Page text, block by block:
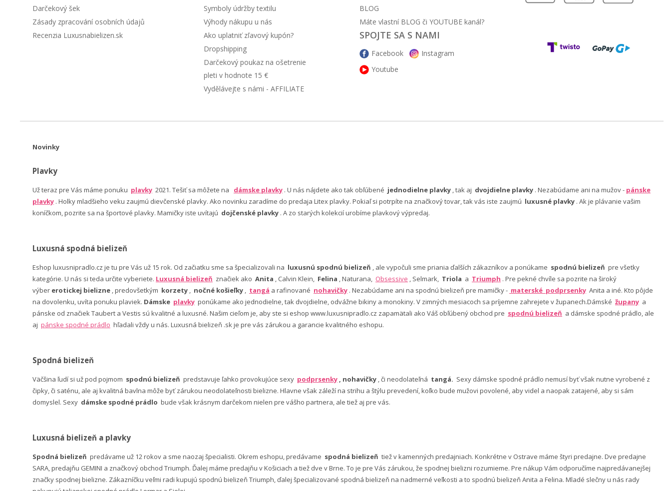
Darčekový šek
Zásady zpracování osobních údajů
Recenzia Luxusnabielizen.sk
Symboly údržby textilu
Výhody nákupu u nás
Ako uplatniť zľavový kupón?
Dropshipping
Darčekový poukaz na ošetrenie
pleti v hodnote 15 €
Vydělávejte s námi - AFFILIATE
BLOG
Máte vlastní BLOG či YOUTUBE kanál?
SPOJTE SA S NAMI
Facebook
Instagram
Youtube
Novinky
Plavky
Už teraz pre Vás máme ponuku plavky 2021. Tešiť sa môžete na dámske plavky . U nás nájdete ako tak obľúbené jednodielne plavky , tak aj dvojdielne plavky . Nezabúdame ani na mužov - pánske
plavky . Holky mladšieho veku zaujmú dievčenské plavky. Ako novinku zaradíme do predaja Litex plavky. Pokiaľ si potrpíte na značkový tovar, tak vás iste zaujmú luxusné plavky . Ak je plávanie vašim
koníčkom, pozrite sa na športové plavky. Mamičky iste uvítajú dojčenské plavky . A zo starých kolekcií urobíme plavkový výpredaj.
Luxusná spodná bielizeň
Eshop luxusnipradlo.cz je tu pre Vás už 15 rok. Od začiatku sme sa špecializovali na luxusnú spodnú bielizeň , ale vypočuli sme priania ďalších zákazníkov a ponúkame spodnú bielizeň pre všetky
kategórie. U nás si teda určite vyberiete. Luxusná bielizeň značiek ako Anita , Calvin Klein, Felina , Naturana, Obsessive , Selmark, Triola a Triumph . Pre pekné chvíle sa pozrite na široký
výber erotickej bielizne , predovšetkým korzety , nočné košieľky , tangá a rafinované nohavičky . Nezabúdame ani na spodnú bielizeň pre mamičky - materské podprsenky Anita a iné. Kto pôjde
na dovolenku, uvíta ponuku plaviek. Dámske plavky ponúkame ako jednodielne, tak dvojdielne, odvážne bikiny a monokiny. V zimných mesiacoch sa príjemne zahrejete v županech.Dámské župany a
pánske od značiek Taubert a Vestis sú kvalitné a luxusné. Našim cieľom je, aby ste si eshop www.luxusnipradlo.cz zapamätali ako Váš obľúbený obchod pre spodnú bielizeň a dámske spodné prádlo, ale
aj pánske spodné prádlo hľadali vždy u nás. Luxusná bielizeň .sk je pre vás zárukou a garancie kvalitného eshopu.
Spodná bielizeň
Väčšina ľudí si už pod pojmom spodnú bielizeň predstavuje ľahko provokujúce sexy podprsenky , nohavičky , či neodolateľná tangá. Sexy dámske spodné prádlo nemusí byť však nutne vyrobené z
čipky, či saténu, ale aj kvalitná bavlna môže byť zárukou neodolateľnosti bielizne. Hlavne však záleží na strihu a štýlu prevedení, koľko bude mužovi povolené, aby videl a naopak zatajené, aby si sám
domyslel. Sexy dámske spodné prádlo bude však krásnym darčekom nielen pre vášho partnera, ale tiež aj pre vás.
Luxusná bielizeň a plavky
Spodná bielizeň predávame už 12 rokov a sme naozaj špecialisti. Okrem eshopu, predávame spodná bielizeň tiež v kamenných predajniach. Konkrétne v Ostrave máme štyri predajne. Dve predajne
SARA, predajňu GEMINI a značkový obchod Triumph. Ďalej máme predajňu v Košiciach a tiež dve v Brne. To je pre Vás zárukou, že spodnej bielizni rozumieme. Pre nákup Vám odporučíme najpredávanejšej
značky spodnej bielizne. Zákazníčku veľmi radi kupujú spodnú bielizeň Triumph, ďalej špecializované spodná bielizeň na nadmerné veľkosti a to spodnú bielizeň Anita a Felina. Mladé slečny u nás rady